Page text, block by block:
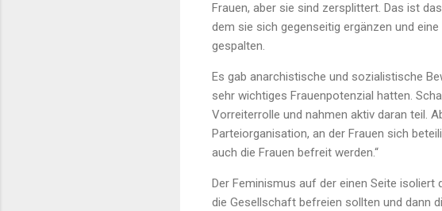
Frauen, aber sie sind zersplittert. Das ist
dem sie sich gegenseitig ergänzen und
gespalten.
Es gab anarchistische und sozialistische
sehr wichtiges Frauenpotenzial hatten.
Vorreiterrolle und nahmen aktiv daran teil.
Parteiorganisation, an der Frauen sich
auch die Frauen befreit werden.“
Der Feminismus auf der einen Seite
die Gesellschaft befreien sollten und dann